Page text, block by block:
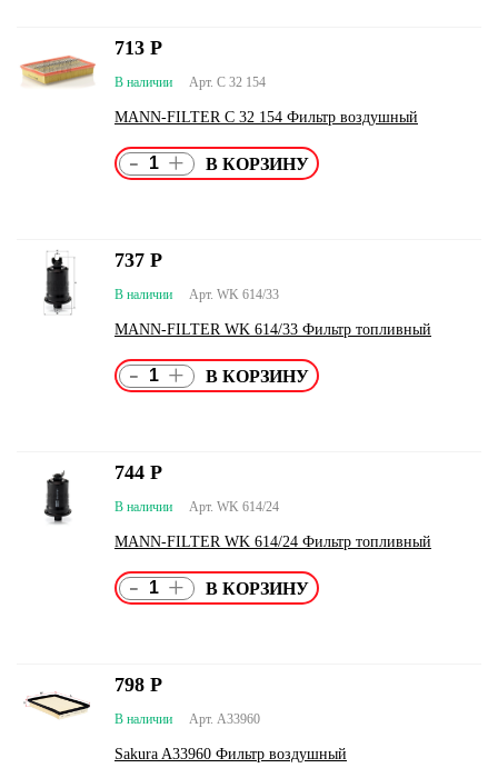
Арт. C 32 154
В наличии
MANN-FILTER C 32 154 Фильтр воздушный
713 Р
- +
Арт. WK 614/33
В наличии
MANN-FILTER WK 614/33 Фильтр топливный
737 Р
- +
Арт. WK 614/24
В наличии
MANN-FILTER WK 614/24 Фильтр топливный
744 Р
- +
Арт. A33960
В наличии
Sakura A33960 Фильтр воздушный
798 Р